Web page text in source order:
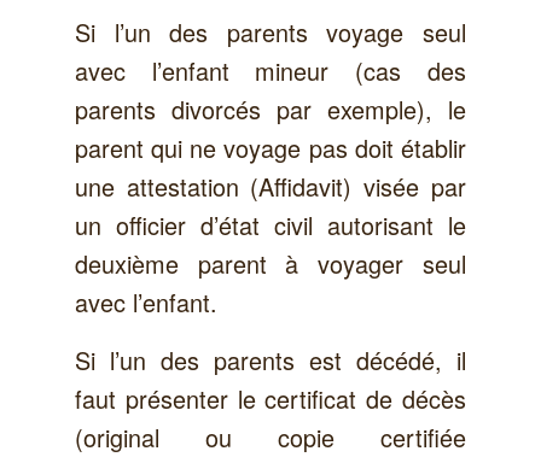
Si l’un des parents voyage seul
avec l’enfant mineur (cas des
parents divorcés par exemple), le
parent qui ne voyage pas doit établir
une attestation (Affidavit) visée par
un officier d’état civil autorisant le
deuxième parent à voyager seul
avec l’enfant.
Si l’un des parents est décédé, il
faut présenter le certificat de décès
(original ou copie certifiée